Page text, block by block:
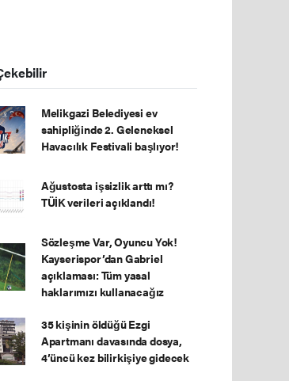
Melikgazi Belediyesi ev
sahipliğinde 2. Geleneksel
Havacılık Festivali başlıyor!
Ağustosta işsizlik arttı mı?
TÜİK verileri açıklandı!
Sözleşme Var, Oyuncu Yok!
Kayserispor’dan Gabriel
açıklaması: Tüm yasal
haklarımızı kullanacağız
35 kişinin öldüğü Ezgi
Apartmanı davasında dosya,
4’üncü kez bilirkişiye gidecek